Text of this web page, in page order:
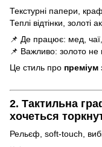
Текстурні папери,
Теплі відтінки, золоті
📌 Де працює: мед,
📌 Важливо: золото
Це стиль про преміум
2. Тактильна
хочеться
Рельєф, soft-touch,